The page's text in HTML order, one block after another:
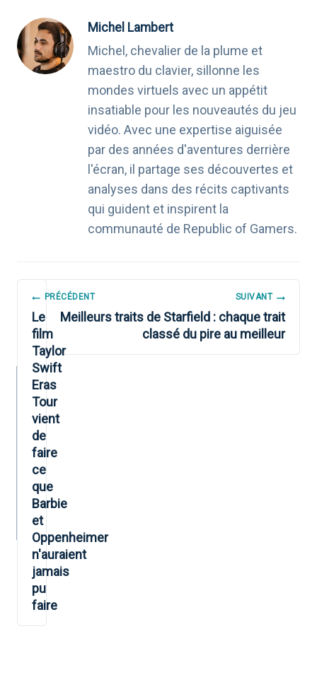
Michel Lambert
Michel, chevalier de la plume et
maestro du clavier, sillonne les
mondes virtuels avec un appétit
insatiable pour les nouveautés du jeu
vidéo. Avec une expertise aiguisée
par des années d'aventures derrière
l'écran, il partage ses découvertes et
analyses dans des récits captivants
qui guident et inspirent la
communauté de Republic of Gamers.
NAVIGATION
DE
L’ARTICLE
PRÉCÉDENT
Le
film
Taylor
Swift
Eras
Tour
vient
de
faire
ce
que
Barbie
et
Oppenheimer
n'auraient
jamais
pu
faire
SUIVANT
Meilleurs traits de Starfield : chaque trait
classé du pire au meilleur